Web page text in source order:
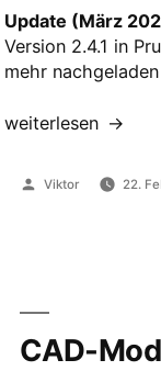
Update (März
Version 2.4.1 in
mehr
„PrusaSlicer-
Anycubic
weiterlesen
Veröffentlicht
Viktor 22.
CAD-